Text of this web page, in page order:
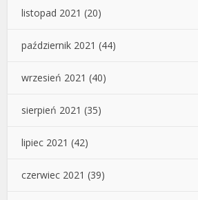
listopad 2021 (20)
październik 2021 (44)
wrzesień 2021 (40)
sierpień 2021 (35)
lipiec 2021 (42)
czerwiec 2021 (39)